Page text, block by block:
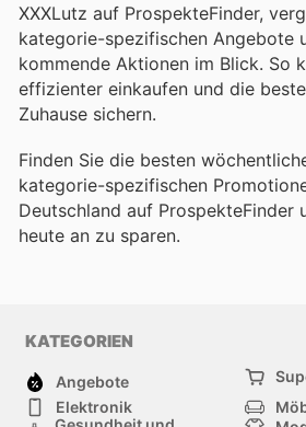
XXXLutz auf ProspekteFinder,
kategorie-spezifischen Angebote
kommende Aktionen im Blick. So
effizienter einkaufen und die
Zuhause sichern.
Finden Sie die besten
kategorie-spezifischen
Deutschland auf ProspekteFinder
heute an zu sparen.
KATEGORIEN
Angebote
Elektronik